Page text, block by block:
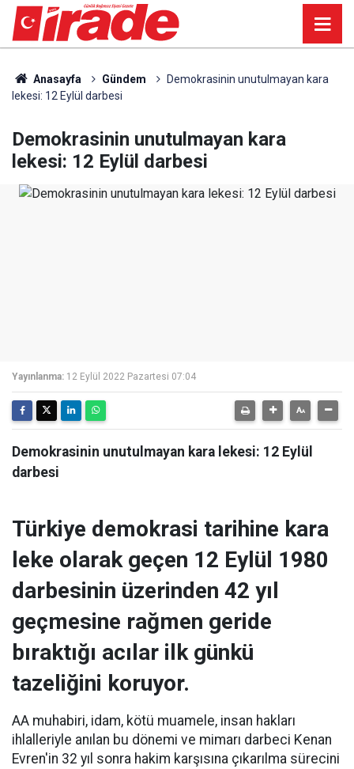
Anasayfa Gündem
Demokrasinin unutulmayan kara
lekesi: 12 Eylül darbesi
Demokrasinin unutulmayan kara
lekesi: 12 Eylül darbesi
Yayınlanma: 12 Eylül 2022 Pazartesi 07:04
Demokrasinin unutulmayan kara lekesi: 12 Eylül
darbesi
Türkiye demokrasi tarihine kara
leke olarak geçen 12 Eylül 1980
darbesinin üzerinden 42 yıl
geçmesine rağmen geride
bıraktığı acılar ilk günkü
tazeliğini koruyor.
AA muhabiri, idam, kötü muamele, insan hakları
ihlalleriyle anılan bu dönemi ve mimarı darbeci Kenan
Evren'in 32 yıl sonra hakim karşısına çıkarılma sürecini